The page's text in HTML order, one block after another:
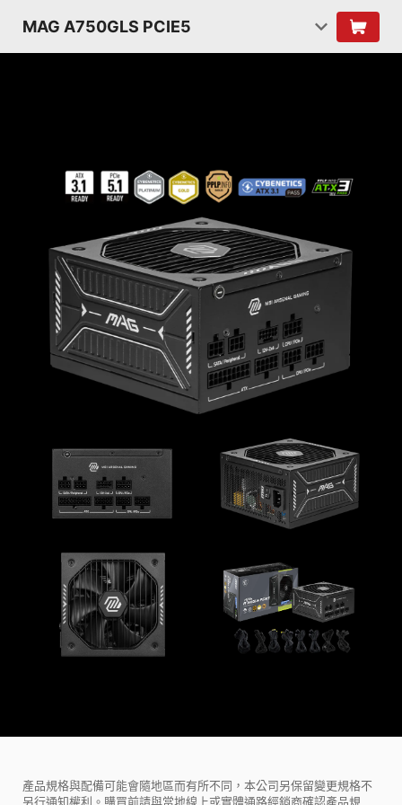
MAG A750GLS PCIE5
產品規格與配備可能會隨地區而有所不同，本公司另保留變更規格不
另行通知權利。購買前請與當地線上或實體通路經銷商確認產品規